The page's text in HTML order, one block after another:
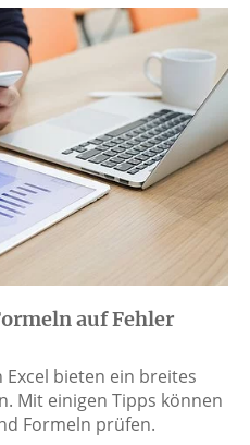
auf Fehler
bieten ein breites
Mit einigen Tipps können
Formeln prüfen.